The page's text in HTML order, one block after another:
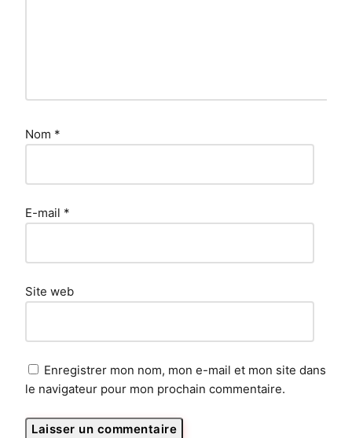
Nom *
E-mail *
Site web
Enregistrer mon nom, mon e-mail et mon site dans
le navigateur pour mon prochain commentaire.